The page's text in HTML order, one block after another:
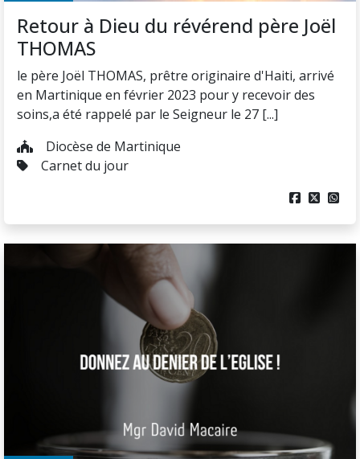
Retour à Dieu du révérend père Joël
THOMAS
le père Joël THOMAS, prêtre originaire d'Haiti, arrivé
en Martinique en février 2023 pour y recevoir des
soins,a été rappelé par le Seigneur le 27 [...]
Diocèse de Martinique
Carnet du jour
  